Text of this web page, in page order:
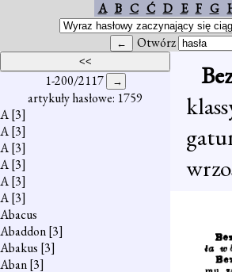
A B C Ć D E F G
Otwórz
1-200/2117
artykuły hasłowe: 1759
A[3]
A[3]
A[3]
A[3]
A[3]
A[3]
Abacus
Abaddon[3]
Abakus [3]
Aban[3]